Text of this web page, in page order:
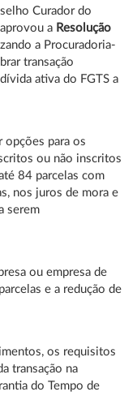
Curador do
a Resolução
a Procuradoria-
transação
ativa do FGTS a
opções para os
ou não inscritos
84 parcelas com
nos juros de mora e
serem
ou empresa de
e a redução de
os requisitos
transação na
do Tempo de